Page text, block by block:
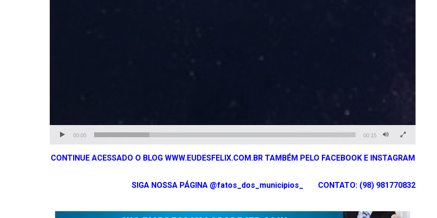
00:00 00:15
CONTINUE ACESSADO O BLOG WWW.EUDESFELIX.COM.BR TAMBÉM PELO FACEBOOK E INSTAGRAM
CONTATO: (98) 981770832
SIGA NOSSA PÁGINA @fatos_dos_municipios_